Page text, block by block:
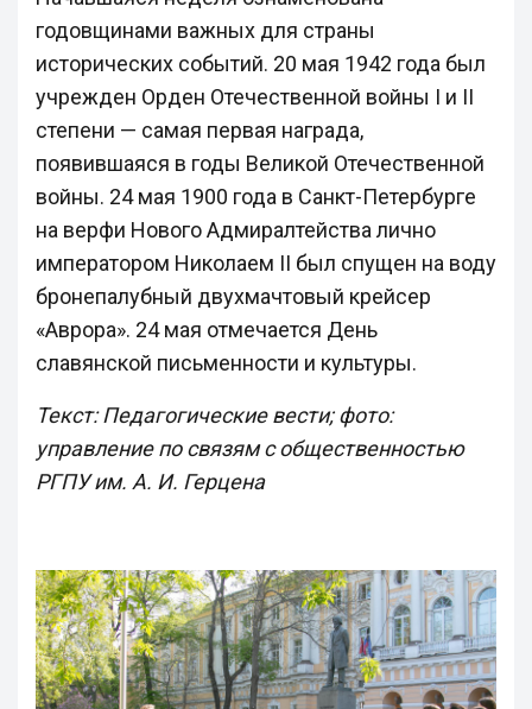
годовщинами важных для страны
исторических событий. 20 мая 1942 года был
учрежден Орден Отечественной войны I и II
степени — самая первая награда,
появившаяся в годы Великой Отечественной
войны. 24 мая 1900 года в Санкт-Петербурге
на верфи Нового Адмиралтейства лично
императором Николаем II был спущен на воду
бронепалубный двухмачтовый крейсер
«Аврора». 24 мая отмечается День
славянской письменности и культуры.
Текст: Педагогические вести; фото:
управление по связям с общественностью
РГПУ им. А. И. Герцена